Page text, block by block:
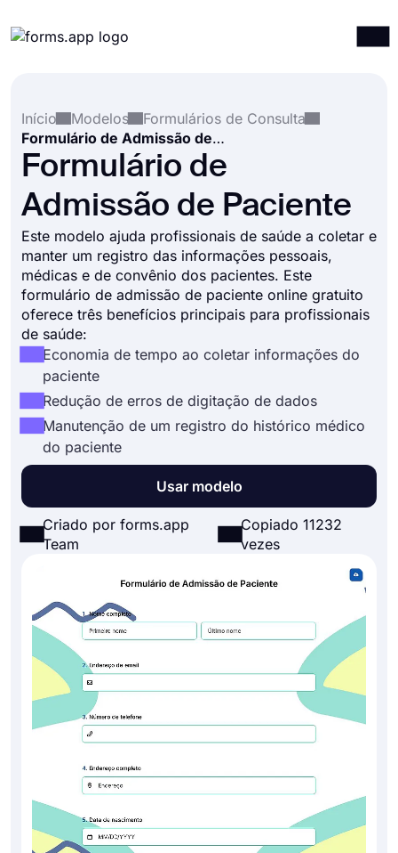
Integrações
Modelos
Recursos
Início
Modelos
Formulários de Consulta
Formulário de Admissão de Paciente
Formulário de
Admissão de Paciente
Este modelo ajuda profissionais de saúde a coletar e
manter um registro das informações pessoais,
médicas e de convênio dos pacientes. Este
formulário de admissão de paciente online gratuito
oferece três benefícios principais para profissionais
de saúde:
Economia de tempo ao coletar informações do
paciente
Redução de erros de digitação de dados
Manutenção de um registro do histórico médico
do paciente
Usar modelo
Criado por forms.app
Team
Copiado 11232
vezes